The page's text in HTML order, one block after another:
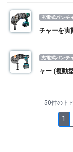
充電式パンチ
チャーを実
充電式パンチ
ャー (複動
50件のト
1